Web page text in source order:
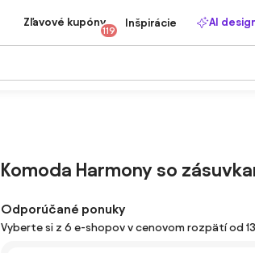
Zľavové kupóny
119
Inšpirácie AI
Komoda Harmony so
Odporúčané ponuky
Vyberte si z 6 e-shopov v cenovom rozpätí od